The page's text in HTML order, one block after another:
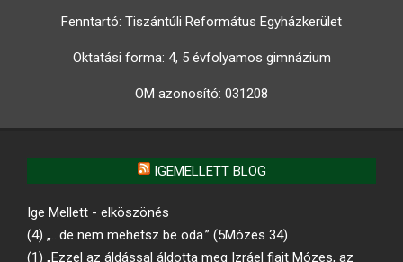
Fenntartó: Tiszántúli Református Egyházkerület
Oktatási forma: 4, 5 évfolyamos gimnázium
OM azonosító: 031208
IGEMELLETT BLOG
Ige Mellett - elköszönés
(4) „…de nem mehetsz be oda.” (5Mózes 34)
(1) „Ezzel az áldással áldotta meg Izráel fiait Mózes, az